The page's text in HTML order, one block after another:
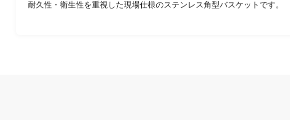
耐久性・衛生性を重視した現場仕様のステンレス角型バスケットです。